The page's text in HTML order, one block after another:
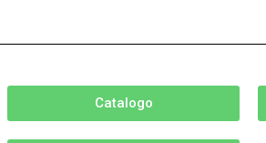
Catalogo